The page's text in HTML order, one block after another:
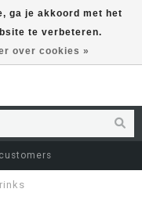
ga je akkoord met het
te verbeteren.
over cookies »